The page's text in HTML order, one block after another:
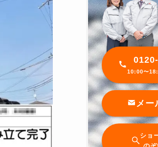
10:00〜
メー
ショ